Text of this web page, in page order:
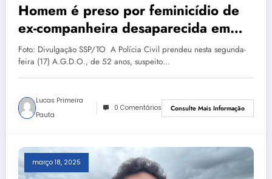
Homem é preso por feminicídio de
ex-companheira desaparecida em
Guaraí
Foto: Divulgação SSP/TO A Polícia Civil prendeu nesta segunda-
feira (17) A.G.D.O., de 52 anos, suspeito…
Lucas Primeira
Pauta
0 Comentários Consulte Mais Informação
março 18, 2025